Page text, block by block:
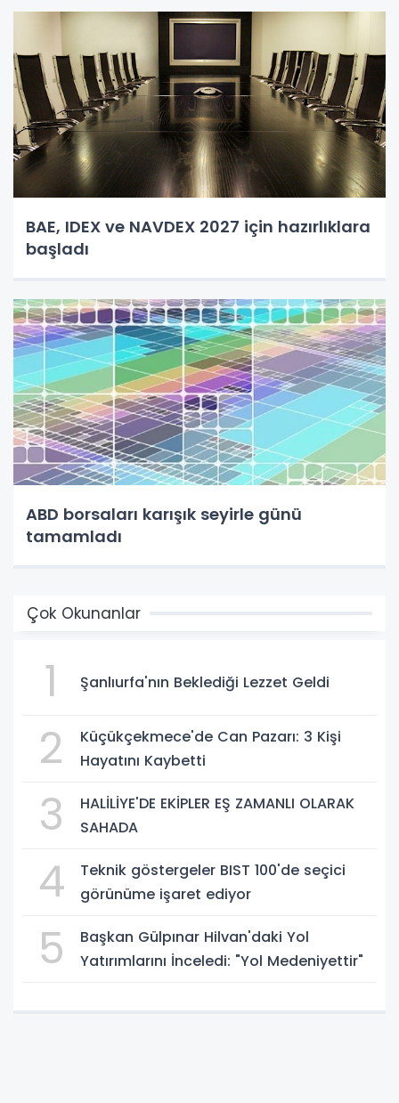
BAE, IDEX ve NAVDEX 2027 için hazırlıklara
başladı
ABD borsaları karışık seyirle günü
tamamladı
Çok Okunanlar
1 Şanlıurfa'nın Beklediği Lezzet Geldi
2
Küçükçekmece'de Can Pazarı: 3 Kişi
Hayatını Kaybetti
3
HALİLİYE'DE EKİPLER EŞ ZAMANLI OLARAK
SAHADA
4
Teknik göstergeler BIST 100'de seçici
görünüme işaret ediyor
5
Başkan Gülpınar Hilvan'daki Yol
Yatırımlarını İnceledi: "Yol Medeniyettir"